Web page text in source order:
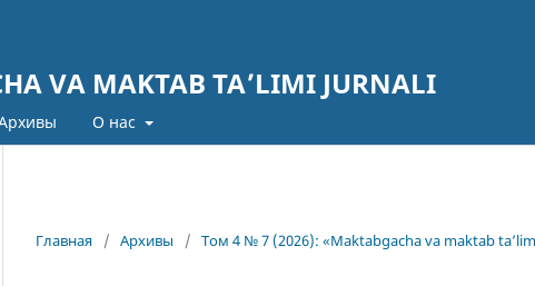
VA MAKTAB TA’LIMI JURNALI
О нас
Главная / Архивы / Том 4 № 7 (2026): «Maktabgacha va maktab